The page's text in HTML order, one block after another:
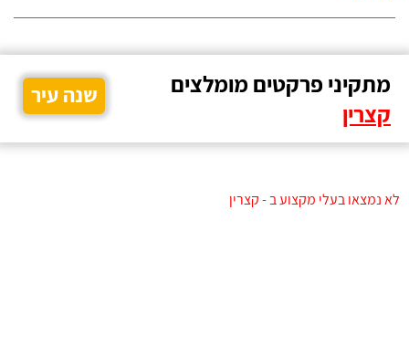
מתקיני פרקטים מומלצים
קצרין
שנה עיר
לא נמצאו בעלי מקצוע ב - קצרין